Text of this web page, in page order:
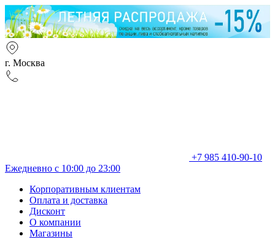
г. Москва
+7 985 410-90-10
Ежедневно с 10:00 до 23:00
Корпоративным клиентам
Оплата и доставка
Дисконт
О компании
Магазины